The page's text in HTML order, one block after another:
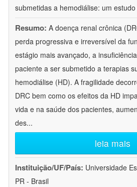
submetidas a hemodiálise: um
Resumo: A doença renal crônica
perda progressiva e irreversível da
estágio mais avançado, a
paciente a ser submetido a terapias
hemodiálise (HD). A fragilidade
DRC bem como os efeitos da HD
vida e na saúde dos pacientes,
des...
leia mais
Instituição/UF/País: Universidade
PR - Brasil